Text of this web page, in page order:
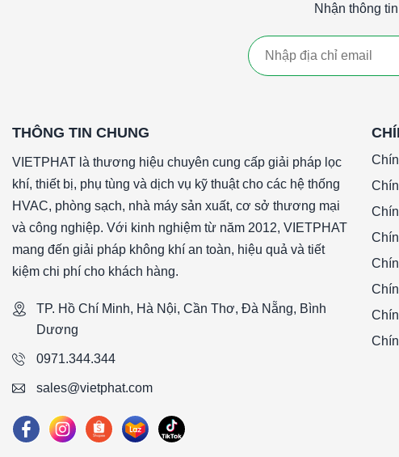
500x400x46mmLọc thô G4 khung nhôm 500x400x46mm
*Cấp độ lọc: G4 90-95% theo tiêu chuẩn EN 779: 2012
*Vật liệu lọc: Sợi tổng hợp
*Vật liệu khung: Khung nhôm định hình
*Gasket (ron): Không có gasket (ron)
*Lưới bảo vệ: Không có
*Nhiệt độ hoạt động tối đa: 70 °C
*Vận tốc gió bề mặt: 2.5 m/s
*Độ tổn thất áp suất khuyến nghị thay thế: 250Pa
*Lưu lượng: 1900CMH
*Kích thước (WxHxD): 500x400x46mm
####
Nhận thông
THÔNG TIN CHUNG
VIETPHAT là thương hiệu chuyên cung cấp giải pháp lọc
khí, thiết bị, phụ tùng và dịch vụ kỹ thuật cho các hệ thống
HVAC, phòng sạch, nhà máy sản xuất, cơ sở thương mại
và công nghiệp. Với kinh nghiệm từ năm 2012, VIETPHAT
mang đến giải pháp không khí an toàn, hiệu quả và tiết
kiệm chi phí cho khách hàng.
TP. Hồ Chí Minh, Hà Nội, Cần Thơ, Đà Nẵng, Bình
Dương
0971.344.344
sales@vietphat.com